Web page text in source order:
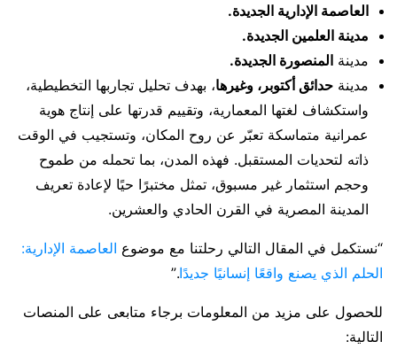
العاصمة الإدارية الجديدة.
مدينة العلمين الجديدة.
مدينة المنصورة الجديدة.
مدينة حدائق أكتوبر، وغيرها، بهدف تحليل تجاربها التخطيطية،
واستكشاف لغتها المعمارية، وتقييم قدرتها على إنتاج هوية
عمرانية متماسكة تعبّر عن روح المكان، وتستجيب في الوقت
ذاته لتحديات المستقبل. فهذه المدن، بما تحمله من طموح
وحجم استثمار غير مسبوق، تمثل مختبرًا حيًا لإعادة تعريف
المدينة المصرية في القرن الحادي والعشرين.
“نستكمل في المقال التالي رحلتنا مع موضوع العاصمة الإدارية:
الحلم الذي يصنع واقعًا إنسانيًا جديدًا.”
للحصول على مزيد من المعلومات برجاء متابعى على المنصات
التالية: